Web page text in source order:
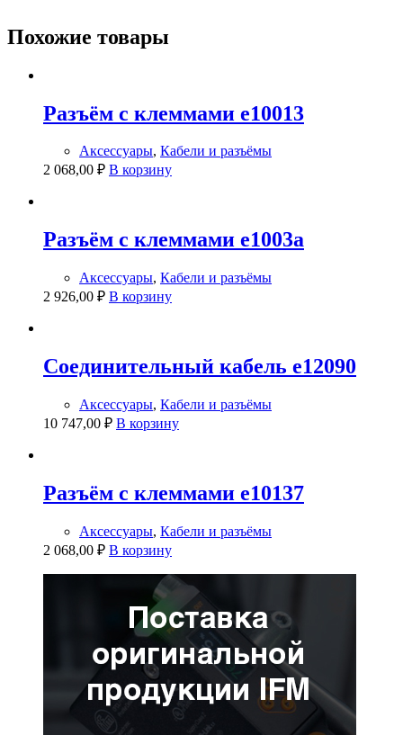
Похожие товары
Разъём с клеммами e10013
Аксессуары, Кабели и разъёмы
2 068,00 ₽ В корзину
Разъём с клеммами e1003a
Аксессуары, Кабели и разъёмы
2 926,00 ₽ В корзину
Соединительный кабель e12090
Аксессуары, Кабели и разъёмы
10 747,00 ₽ В корзину
Разъём с клеммами e10137
Аксессуары, Кабели и разъёмы
2 068,00 ₽ В корзину